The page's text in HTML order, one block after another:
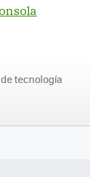
tecnología